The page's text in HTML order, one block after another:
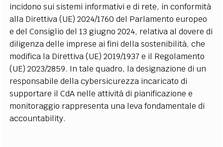
incidono sui sistemi informativi e di rete, in conformità
alla Direttiva (UE) 2024/1760 del Parlamento europeo
e del Consiglio del 13 giugno 2024, relativa al dovere di
diligenza delle imprese ai fini della sostenibilità, che
modifica la Direttiva (UE) 2019/1937 e il Regolamento
(UE) 2023/2859. In tale quadro, la designazione di un
responsabile della cybersicurezza incaricato di
supportare il CdA nelle attività di pianificazione e
monitoraggio rappresenta una leva fondamentale di
accountability.